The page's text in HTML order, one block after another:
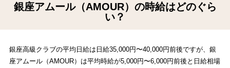
銀座アムール（AMOUR）の時給はどのぐら
い？
銀座高級クラブの平均日給は日給35,000円〜40,000円前後ですが、銀
座アムール（AMOUR）は平均時給が5,000円〜6,000円前後と日給相場